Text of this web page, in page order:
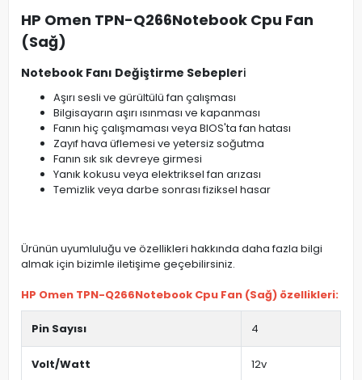
HP Omen TPN-Q266Notebook Cpu Fan
(Sağ)
Notebook Fanı Değiştirme Sebepleri
Aşırı sesli ve gürültülü fan çalışması
Bilgisayarın aşırı ısınması ve kapanması
Fanın hiç çalışmaması veya BIOS'ta fan hatası
Zayıf hava üflemesi ve yetersiz soğutma
Fanın sık sık devreye girmesi
Yanık kokusu veya elektriksel fan arızası
Temizlik veya darbe sonrası fiziksel hasar
Ürünün uyumluluğu ve özellikleri hakkında daha fazla bilgi
almak için bizimle iletişime geçebilirsiniz.
HP Omen TPN-Q266Notebook Cpu Fan (Sağ) özellikleri:
Pin Sayısı 4
Volt/Watt 12v